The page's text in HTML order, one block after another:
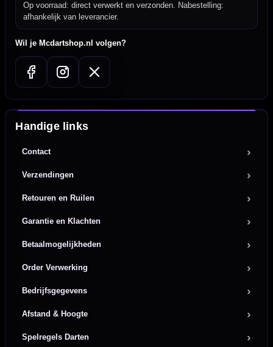
Op voorraad: direct verwerkt en verzonden. Nabestelling:
afhankelijk van leverancier.
Wil je Mcdartshop.nl volgen?
Handige links
Contact
Verzendingen
Retouren en Ruilen
Garantie en Klachten
Betaalmogelijkheden
Order Verwerking
Bedrijfsgegevens
Afstand & Hoogte
Spelregels Darten